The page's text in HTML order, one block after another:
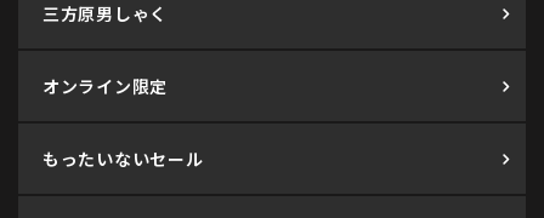
三方原男しゃく
オンライン限定
もったいないセール